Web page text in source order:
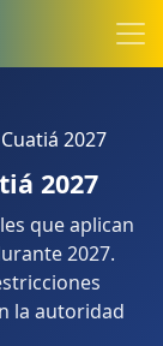
2027
2027
que aplican
2027.
la autoridad